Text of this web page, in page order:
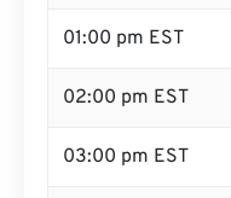
01:00 pm EST
02:00 pm EST
03:00 pm EST